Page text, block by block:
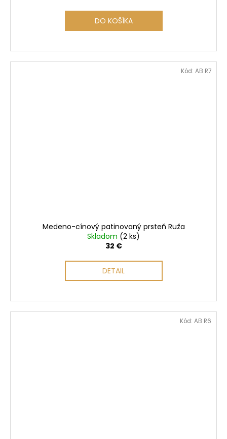
DO KOŠÍKA
Medeno-cínový patinovaný prsteň Ruža
Skladom (2 ks)
32 €
DETAIL
Kód: AB R7
Kód: AB R6